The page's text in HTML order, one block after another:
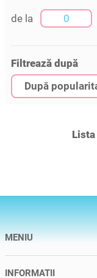
de la
Filtrează după
După
MENIU
INFORMATII